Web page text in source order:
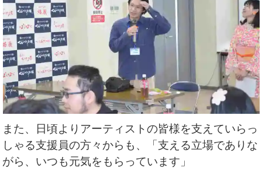
また、日頃よりアーティストの皆様を支えていらっ
しゃる支援員の方々からも、
「支える立場でありな
がら、いつも元気をもらっています」